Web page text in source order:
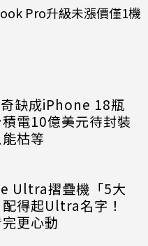
Pro升級未漲價僅1機
缺成iPhone 18瓶
電10億美元待封裝
枯等
Ultra摺疊機「5大
得起Ultra名字！
更心動